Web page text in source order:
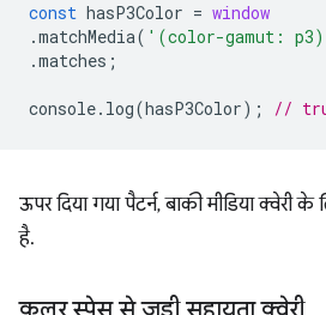
const hasP3Color = window
.matchMedia( '(color-gamut:
.matches ;
console. log(hasP3Color); //
ऊपर दिया गया पैटर्न, बाकी मीडिया क्वेरी
है.